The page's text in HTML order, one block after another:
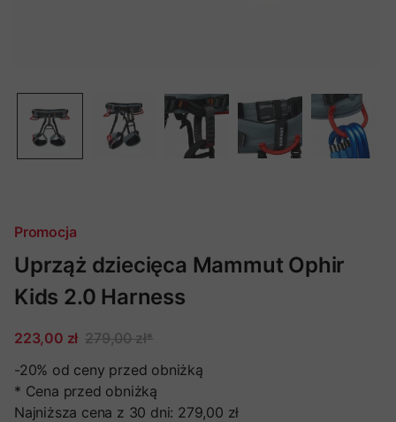
Promocja
Uprząż dziecięca Mammut Ophir
Kids 2.0 Harness
223,00 zł 279,00 zł*
-20% od ceny przed obniżką
* Cena przed obniżką
Najniższa cena z 30 dni: 279,00 zł